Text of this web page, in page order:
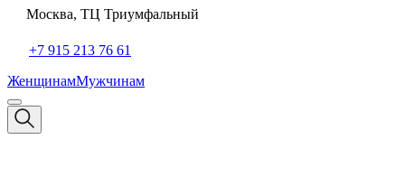
Москва, ТЦ Триумфальный
+7 915 213 76 61
ЖенщинамМужчинам